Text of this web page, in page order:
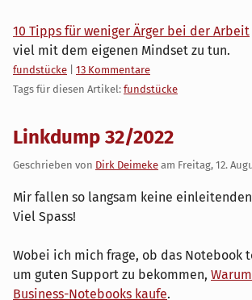
10 Tipps für weniger Ärger bei der Arbeit
viel mit dem eigenen Mindset zu tun.
Kategorien:
fundstücke
13 Kommentare
Tags für diesen Artikel: fundstücke
Linkdump 32/2022
Geschrieben von Dirk Deimeke am Freitag, 12.
Mir fallen so langsam keine
Viel Spass!
Wobei ich mich frage, ob das Notebook
um guten Support zu bekommen,
Business-Notebooks kaufe.